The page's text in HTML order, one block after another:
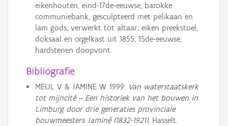
eikenhouten, eind-17de-eeuwse, barokke
communiebank, gesculpteerd met pelikaan en
lam gods, verwerkt tot altaar; eiken preekstoel,
doksaal en orgelkast uit 1855; 15de-eeuwse,
hardstenen doopvont.
Bibliografie
MEUL V. & JAMINE W. 1999: Van waterstaatskerk
tot mijncité – Een historiek van het bouwen in
Limburg door drie generaties provinciale
bouwmeesters Jaminé (1832-1921), Hasselt.